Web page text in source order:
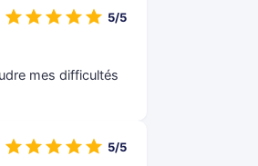
mes difficultés
5/5
5/5